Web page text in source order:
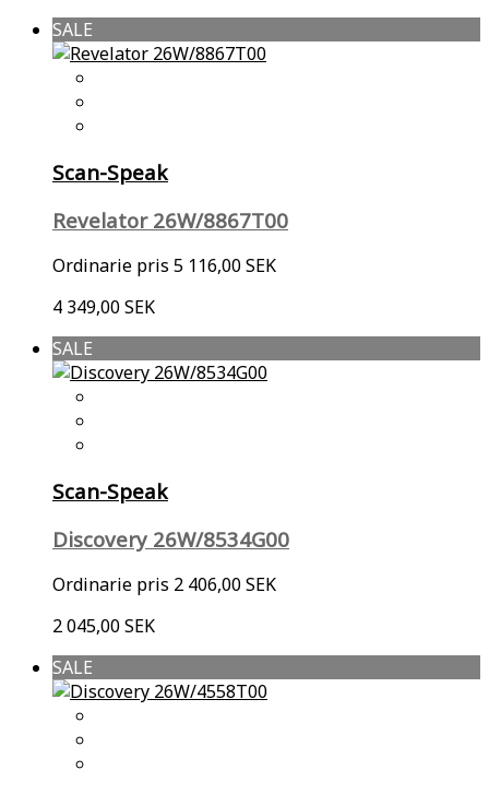
SALE
Scan-Speak
Revelator 26W/8867T00
Ordinarie pris 5 116,00 SEK
4 349,00 SEK
SALE
Scan-Speak
Discovery 26W/8534G00
Ordinarie pris 2 406,00 SEK
2 045,00 SEK
SALE